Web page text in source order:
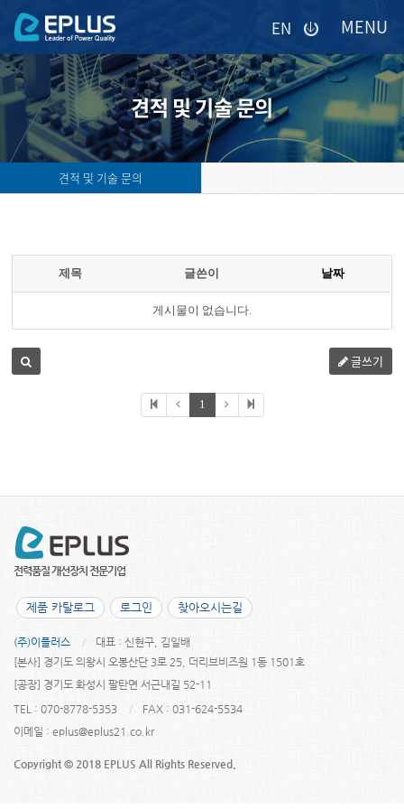
입력하시면
답변
등록
답변이
전송됩니다.
EN
견적 및 기술 문의
견적 및 기술 문의
제목 글쓴이 날짜
게시물이 없습니다.
글쓰기
1
제품 카탈로그 로그인 찾아오시는길
(주)이플러스
대표 : 신현구, 김일배
[본사] 경기도 의왕시 오봉산단 3로 25, 더리브비즈원 1동 1501호
[공장] 경기도 화성시 팔탄면 서근내길 52-11
TEL : 070-8778-5353
FAX : 031-624-5534
이메일 : eplus@eplus21.co.kr
Copyright © 2018 EPLUS All Rights Reserved.